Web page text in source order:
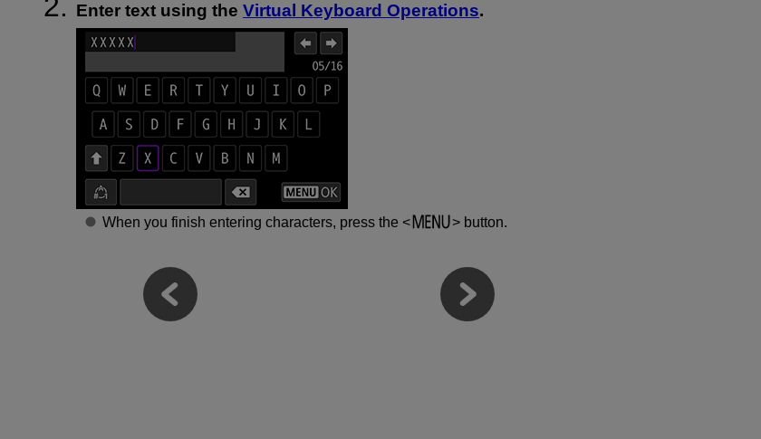
Enter text using the Virtual Keyboard Operations.
When you finish entering characters, press the button.